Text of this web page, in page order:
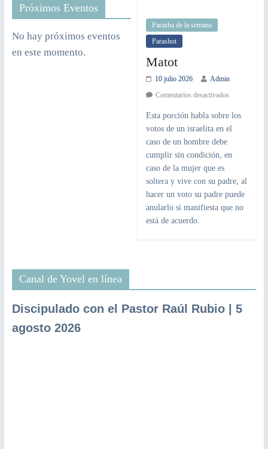
Próximos Eventos
No hay próximos eventos
en este momento.
Parasha de la semana
Parashot
Matot
10 julio 2026
Admin
Comentarios desactivados
Esta porción habla sobre los
votos de un israelita en el
caso de un hombre debe
cumplir sin condición, en
caso de la mujer que es
soltera y vive con su padre, al
hacer un voto su padre puede
anularlo si manifiesta que no
está de acuerdo.
Canal de Yovel en línea
Discipulado con el Pastor Raúl Rubio | 5
agosto 2026